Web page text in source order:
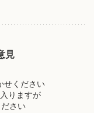
見
せください
りますが
さい